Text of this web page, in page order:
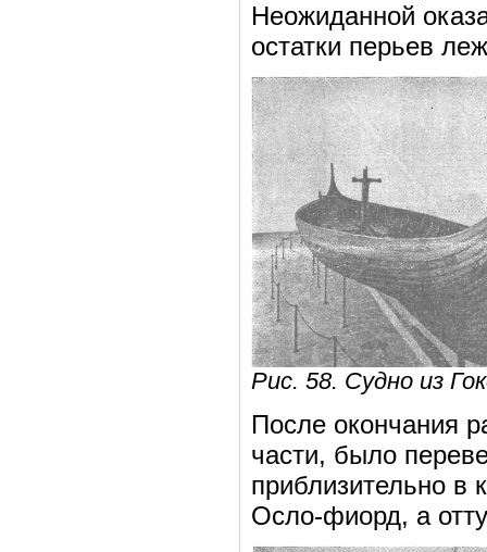
Неожиданной
остатки перьев
Рис. 58. Судно из
После окончания
части, было
приблизительно в
Осло-фиорд, а